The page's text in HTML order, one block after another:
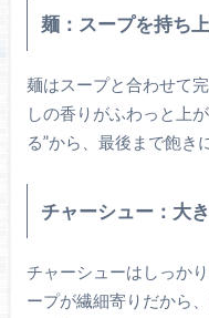
麺：スープを持ち
麺はスープと合わせて
しの香りがふわっと上
る”から、最後まで飽き
チャーシュー：大
チャーシューはしっか
ープが繊細寄りだから